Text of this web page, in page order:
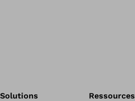
Solutions Ressources